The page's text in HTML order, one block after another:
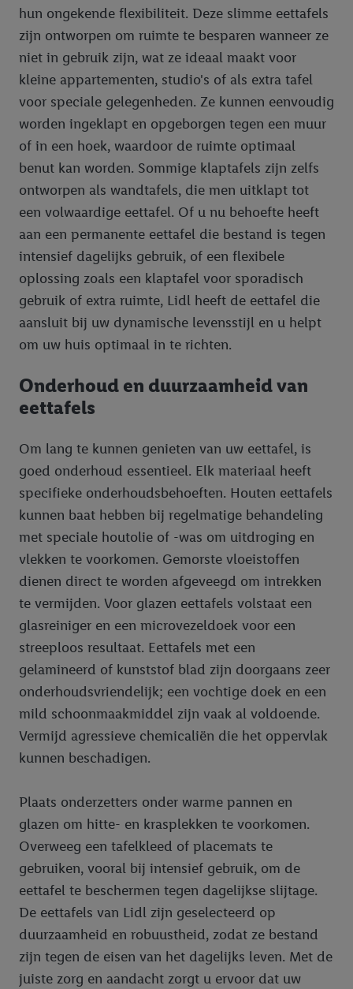
hun ongekende flexibiliteit. Deze slimme eettafels
zijn ontworpen om ruimte te besparen wanneer ze
niet in gebruik zijn, wat ze ideaal maakt voor
kleine appartementen, studio's of als extra tafel
voor speciale gelegenheden. Ze kunnen eenvoudig
worden ingeklapt en opgeborgen tegen een muur
of in een hoek, waardoor de ruimte optimaal
benut kan worden. Sommige klaptafels zijn zelfs
ontworpen als wandtafels, die men uitklapt tot
een volwaardige eettafel. Of u nu behoefte heeft
aan een permanente eettafel die bestand is tegen
intensief dagelijks gebruik, of een flexibele
oplossing zoals een klaptafel voor sporadisch
gebruik of extra ruimte, Lidl heeft de eettafel die
aansluit bij uw dynamische levensstijl en u helpt
om uw huis optimaal in te richten.
Onderhoud en duurzaamheid van
eettafels
Om lang te kunnen genieten van uw eettafel, is
goed onderhoud essentieel. Elk materiaal heeft
specifieke onderhoudsbehoeften. Houten eettafels
kunnen baat hebben bij regelmatige behandeling
met speciale houtolie of -was om uitdroging en
vlekken te voorkomen. Gemorste vloeistoffen
dienen direct te worden afgeveegd om intrekken
te vermijden. Voor glazen eettafels volstaat een
glasreiniger en een microvezeldoek voor een
streeploos resultaat. Eettafels met een
gelamineerd of kunststof blad zijn doorgaans zeer
onderhoudsvriendelijk; een vochtige doek en een
mild schoonmaakmiddel zijn vaak al voldoende.
Vermijd agressieve chemicaliën die het oppervlak
kunnen beschadigen.
Plaats onderzetters onder warme pannen en
glazen om hitte- en krasplekken te voorkomen.
Overweeg een tafelkleed of placemats te
gebruiken, vooral bij intensief gebruik, om de
eettafel te beschermen tegen dagelijkse slijtage.
De eettafels van Lidl zijn geselecteerd op
duurzaamheid en robuustheid, zodat ze bestand
zijn tegen de eisen van het dagelijks leven. Met de
juiste zorg en aandacht zorgt u ervoor dat uw
daarbij opgeeft, om u te herkennen bij diensten van derden en
om u gepersonaliseerde advertenties te tonen. Voor dit
doeleinde kan uw gehashte e-mailadres ook samengevoegd
worden met andere identificatiegegevens of
identificatiegegevens waarover Criteo SA beschikt en die aan u
toegewezen werden.
Als u hiermee akkoord gaat, kunnen advertenties in het kader
van retargeting, d.w.z. advertenties voor producten waarin u
interesse hebt getoond (bijvoorbeeld door het product in de
webshop aan uw winkelmandje toe te voegen, maar het niet te
kopen), ook op verschillende apparaten en verschillende Lidl-
diensten worden weergegeven als er met behulp van uw
gehashte e-mailadres en eventuele andere
identificatiegegevens/identificatiegegevens waarover Criteo
SA beschikt, meerdere eindapparaten of Lidl-diensten aan u
kunnen worden toegewezen.
Onder “Aanpassen” kunt u individuele doeleinden toestaan en
meer informatie vinden over de gegevensverwerking.
Door op “weigeren” te klikken, kunt u alleen het gebruik van de
klikken, stemt u in met alle verwerkingen voor alle
bovengenoemde doeleinden. Meer informatie, waaronder de
trekken, vindt u in onzeprivacyverklaring. Je vindt het
impressum hier.